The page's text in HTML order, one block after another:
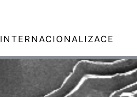
INTERNACIONALIZACE